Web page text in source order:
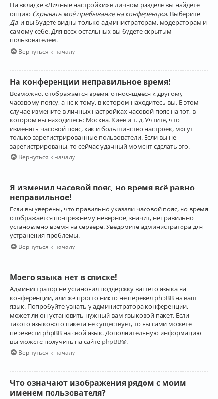
На вкладке «Личные настройки» в личном разделе вы найдёте
опцию Скрывать моё пребывание на конференции. Выберите
Да, и вы будете видны только администраторам, модераторам и
самому себе. Для всех остальных вы будете скрытым
пользователем.
Вернуться к началу
На конференции неправильное время!
Возможно, отображается время, относящееся к другому
часовому поясу, а не к тому, в котором находитесь вы. В этом
случае измените в личных настройках часовой пояс на тот, в
котором вы находитесь: Москва, Киев и т. д. Учтите, что
изменять часовой пояс, как и большинство настроек, могут
только зарегистрированные пользователи. Если вы не
зарегистрированы, то сейчас удачный момент сделать это.
Вернуться к началу
Я изменил часовой пояс, но время всё равно
неправильное!
Если вы уверены, что правильно указали часовой пояс, но время
отображается по-прежнему неверное, значит, неправильно
установлено время на сервере. Уведомите администратора для
устранения проблемы.
Вернуться к началу
Моего языка нет в списке!
Администратор не установил поддержку вашего языка на
конференции, или же просто никто не перевёл phpBB на ваш
язык. Попробуйте узнать у администратора конференции,
может ли он установить нужный вам языковой пакет. Если
такого языкового пакета не существует, то вы сами можете
перевести phpBB на свой язык. Дополнительную информацию
вы можете получить на сайте phpBB®.
Вернуться к началу
Что означают изображения рядом с моим
именем пользователя?